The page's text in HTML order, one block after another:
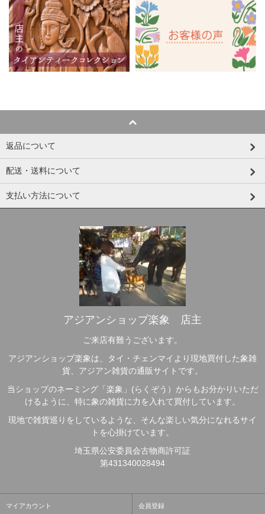
返品について
配送・送料について
支払い方法について
アジアンショップ楽象 店主
ご来店有難うございます。
アジアンショップ楽象は、タイ・チェンマイより現地買付した象雑
貨、アジアン雑貨の通販サイトです。
当ショップのネーミング「楽象」(らくぞう）からもお分かりいただ
けるように、特に象の雑貨に力を入れて買付しています。
現地で雑貨巡りをしているような、そんな楽しい気分になれるサイ
トを心掛けています。
埼玉県公安委員会古物商許可証
第431340028494
マイアカウント 会員登録